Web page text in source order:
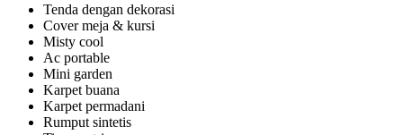
Tenda dengan dekorasi
Cover meja & kursi
Misty cool
Ac portable
Mini garden
Karpet buana
Karpet permadani
Rumput sintetis